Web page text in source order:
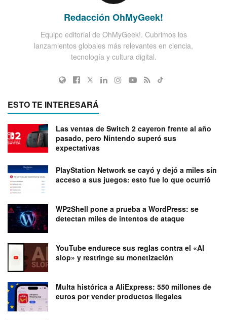
Redacción OhMyGeek!
Equipo editorial de OhMyGeek!. Cubrimos los
lanzamientos globales más relevantes en ciencia,
tecnología y cultura digital.
ESTO TE INTERESARÁ
Las ventas de Switch 2 cayeron frente al año
pasado, pero Nintendo superó sus
expectativas
PlayStation Network se cayó y dejó a miles sin
acceso a sus juegos: esto fue lo que ocurrió
WP2Shell pone a prueba a WordPress: se
detectan miles de intentos de ataque
YouTube endurece sus reglas contra el «AI
slop» y restringe su monetización
Multa histórica a AliExpress: 550 millones de
euros por vender productos ilegales